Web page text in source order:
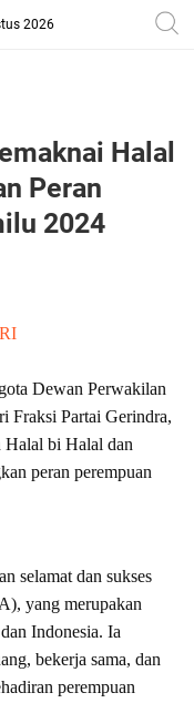
2026
Halal
Peran
2024
Dewan Perwakilan
Fraksi Partai Gerindra,
bi Halal dan
peran perempuan
selamat dan sukses
yang merupakan
Indonesia. Ia
bekerja sama, dan
perempuan